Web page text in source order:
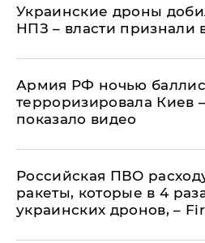
Украинские дроны
НПЗ – власти признали
Армия РФ ночью
терроризировала Киев
показало видео
Российская ПВО
ракеты, которые в 4
украинских дронов, –